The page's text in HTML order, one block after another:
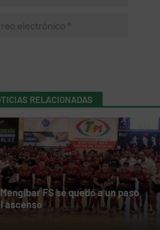
RELACIONADAS
FS se quedó a un paso
ascenso